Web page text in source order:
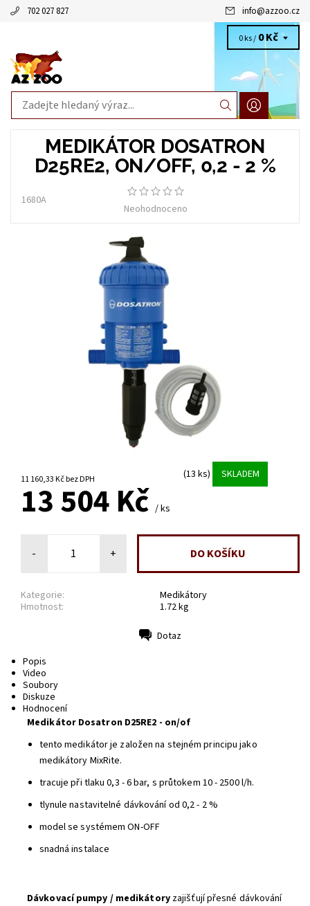
702 027 827 info@azzoo.cz
0 ks / 0 Kč
MEDIKÁTOR DOSATRON
D25RE2, ON/OFF, 0,2 - 2 %
1680A
Neohodnoceno
11 160,33 Kč bez DPH (13 ks) SKLADEM
13 504 Kč / ks
- +
Kategorie:
Medikátory
Hmotnost:
1.72 kg
Dotaz
Popis
Video
Soubory
Diskuze
Hodnocení
Medikátor Dosatron D25RE2 - on/of
tento medikátor je založen na stejném principu jako
medikátory MixRite.
tracuje při tlaku 0,3 - 6 bar, s průtokem 10 - 2500 l/h.
tlynule nastavitelné dávkování od 0,2 - 2 %
model se systémem ON-OFF
snadná instalace
Dávkovací pumpy / medikátory zajišťují přesné dávkování